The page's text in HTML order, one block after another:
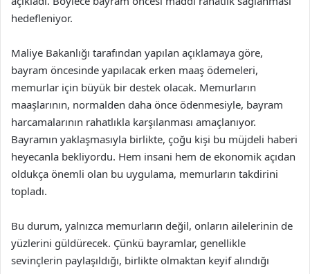
hedefleniyor.
Maliye Bakanlığı tarafından yapılan açıklamaya göre,
bayram öncesinde yapılacak erken maaş ödemeleri,
memurlar için büyük bir destek olacak. Memurların
maaşlarının, normalden daha önce ödenmesiyle, bayram
harcamalarının rahatlıkla karşılanması amaçlanıyor.
Bayramın yaklaşmasıyla birlikte, çoğu kişi bu müjdeli haberi
heyecanla bekliyordu. Hem insani hem de ekonomik açıdan
oldukça önemli olan bu uygulama, memurların takdirini
topladı.
Bu durum, yalnızca memurların değil, onların ailelerinin de
yüzlerini güldürecek. Çünkü bayramlar, genellikle
sevinçlerin paylaşıldığı, birlikte olmaktan keyif alındığı